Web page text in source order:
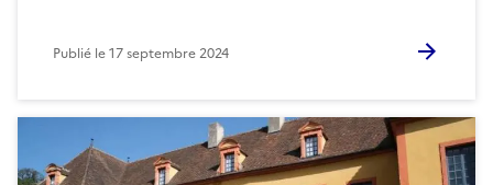
Publié le17 septembre 2024